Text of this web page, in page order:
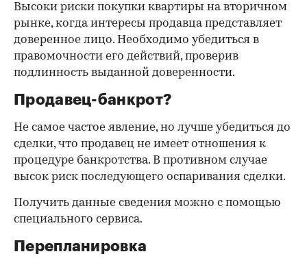
Высоки риски покупки квартиры на вторичном
рынке, когда интересы продавца представляет
доверенное лицо. Необходимо убедиться в
правомочности его действий, проверив
подлинность выданной доверенности.
Продавец-банкрот?
Не самое частое явление, но лучше убедиться до
сделки, что продавец не имеет отношения к
процедуре банкротства. В противном случае
высок риск последующего оспаривания сделки.
Получить данные сведения можно с помощью
специального сервиса.
Перепланировка